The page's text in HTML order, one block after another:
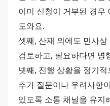
이미 신청이 거부된 경우
도와요.
셋째, 산재 외에도 민사
검토하고, 필요하다면 병
넷째, 진행 상황을 정기
추가 질문이나 우려사항
있도록 소통 채널을 유지